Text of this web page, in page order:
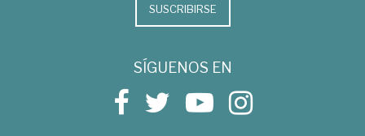
SUSCRIBIRSE
SÍGUENOS EN